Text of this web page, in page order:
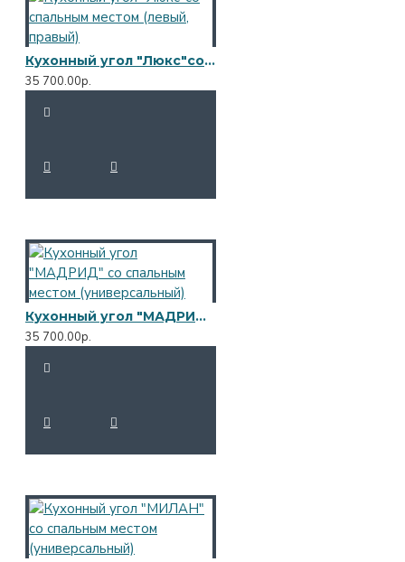
Кухонный угол "Люкс"со спальным местом (левый, правый)
35 700.00р.
Кухонный угол "МАДРИД" со спальным местом (универсальный)
35 700.00р.